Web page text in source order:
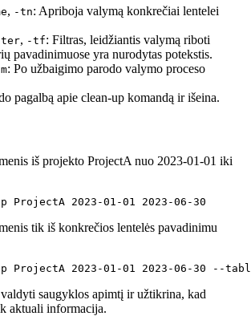
, -tn: Apriboja valymą konkrečiai lentelei
, -tf: Filtras, leidžiantis valymą riboti
pavadinimuose yra nurodytas potekstis.
: Po užbaigimo parodo valymo proceso
pagalbą apie clean-up komandą ir išeina.
iš projekto ProjectA nuo 2023-01-01 iki
ProjectA 2023 -01-01 2023
tik iš konkrečios lentelės pavadinimu
ProjectA 2023 -01-01 2023 -06-30 --
saugyklos apimtį ir užtikrina, kad
aktuali informacija.